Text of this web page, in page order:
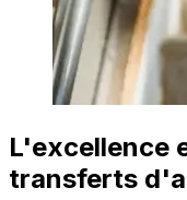
L'excellence
transferts